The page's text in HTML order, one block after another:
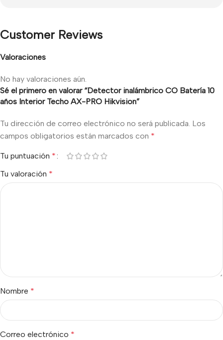
Customer Reviews
Valoraciones
No hay valoraciones aún.
Sé el primero en valorar “Detector inalámbrico CO Batería 10
años Interior Techo AX-PRO Hikvision”
Tu dirección de correo electrónico no será publicada. Los
campos obligatorios están marcados con *
Tu puntuación *
Tu valoración *
Nombre *
Correo electrónico *